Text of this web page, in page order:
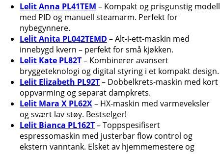
Lelit Anna PL41TEM – Kompakt og prisgunstig modell
med PID og manuell steamarm. Perfekt for
nybegynnere.
Lelit Anita PL042TEMD – Alt-i-ett-maskin med
innebygd kvern – perfekt for små kjøkken.
Lelit Kate PL82T– Kombinerer avansert
bryggeteknologi og digital styring i et kompakt design.
Lelit Elizabeth PL92T– Dobbelkrets-maskin med kort
oppvarming og separat dampkrets.
Lelit Mara X PL62X– HX-maskin med varmeveksler
og svært lav støy. Bestselger!
Lelit Bianca PL162T– Toppspesifisert
espressomaskin med justerbar flow control og
ekstern vanntank. Elsket av hjemmemestere og